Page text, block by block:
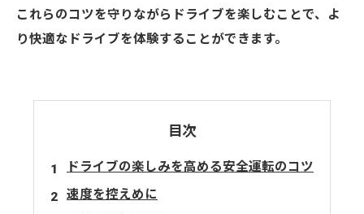
これらのコツを守りながらドライブを楽しむことで、よ
り快適なドライブを体験することができます。
目次
ドライブの楽しみを高める安全運転のコツ
速度を控えめに